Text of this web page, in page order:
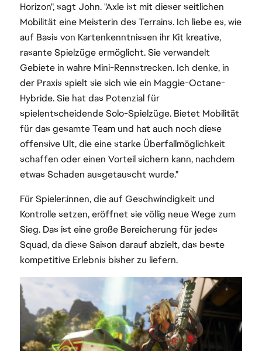
Horizon", sagt John. "Axle ist mit dieser seitlichen
Mobilität eine Meisterin des Terrains. Ich liebe es, wie
auf Basis von Kartenkenntnissen ihr Kit kreative,
rasante Spielzüge ermöglicht. Sie verwandelt
Gebiete in wahre Mini-Rennstrecken. Ich denke, in
der Praxis spielt sie sich wie ein Maggie-Octane-
Hybride. Sie hat das Potenzial für
spielentscheidende Solo-Spielzüge. Bietet Mobilität
für das gesamte Team und hat auch noch diese
offensive Ult, die eine starke Überfallmöglichkeit
schaffen oder einen Vorteil sichern kann, nachdem
etwas Schaden ausgetauscht wurde."
Für Spieler:innen, die auf Geschwindigkeit und
Kontrolle setzen, eröffnet sie völlig neue Wege zum
Sieg. Das ist eine große Bereicherung für jedes
Squad, da diese Saison darauf abzielt, das beste
kompetitive Erlebnis bisher zu liefern.